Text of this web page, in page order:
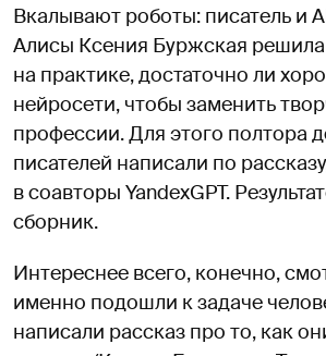
Вкалывают роботы: писатель и
Алисы Ксения Буржская
на практике, достаточно ли
нейросети, чтобы заменить
профессии. Для этого полтора
писателей написали по
в соавторы YandexGPT.
сборник.
Интереснее всего, конечно,
именно подошли к задаче
написали рассказ про то, как